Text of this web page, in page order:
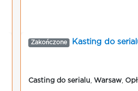
Zakończone Kasting do
Casting do serialu Warsaw